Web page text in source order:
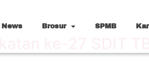
News Brosur SPMB
ke-27 SDIT